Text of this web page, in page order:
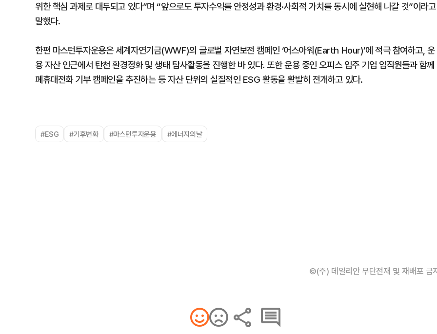
위한 핵심 과제로 대두되고 있다”며 “앞으로도 투자수익률 안정성과 환경·사회적 가치를 동시에 실현해 나갈 것”이라고
말했다.
한편 마스턴투자운용은 세계자연기금(WWF)의 글로벌 자연보전 캠페인 ‘어스아워(Earth Hour)’에 적극 참여하고, 운
용 자산 인근에서 탄천 환경정화 및 생태 탐사활동을 진행한 바 있다. 또한 운용 중인 오피스 입주 기업 임직원들과 함께
폐휴대전화 기부 캠페인을 추진하는 등 자산 단위의 실질적인 ESG 활동을 활발히 전개하고 있다.
#ESG #기후변화 #마스턴투자운용 #에너지의날
©(주) 데일리안 무단전재 및 재배포 금